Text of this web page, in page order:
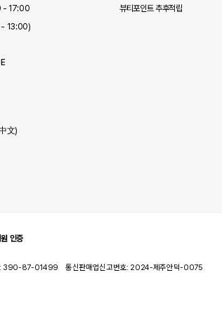
- 17:00
- 13:00)
뷰티포인트 추후적립
文)
인증
: 390-87-01499
통신판매업신고번호: 2024-제주안덕-0075